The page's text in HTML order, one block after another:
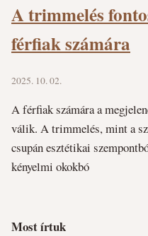
A trimmelés
férfiak számára
2025. 10. 02.
A férfiak számára a
válik. A trimmelés, mint a
csupán esztétikai
kényelmi okokbó
Most írtuk